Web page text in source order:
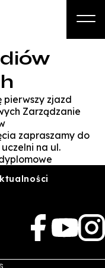
podyplomowe i kursy
Kandydat
pierwszy zjazd
Zarządzanie
zapraszamy do
na ul.